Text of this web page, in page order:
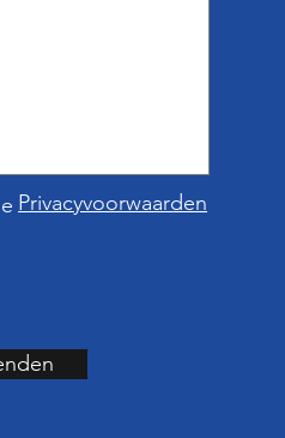
Privacyvoorwaarden